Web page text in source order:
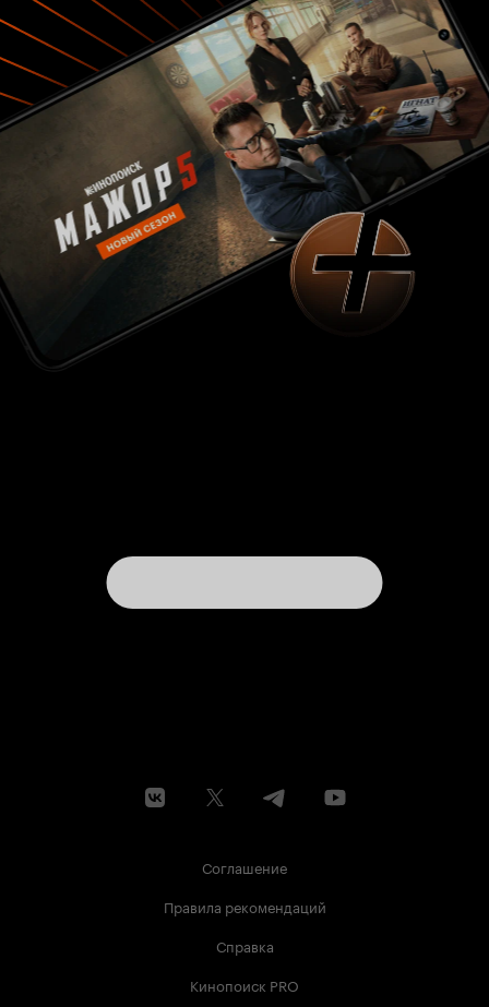
Соглашение
Правила рекомендаций
Справка
Кинопоиск PRO